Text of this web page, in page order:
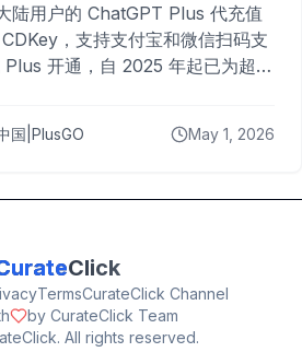
陆用户的 ChatGPT Plus 代充值
，支持支付宝和微信扫码支
开通，自 2025 年起已为超过
国|PlusGO May 1, 2026
Click
TermsCurateClick Channel
by CurateClick Team
All rights reserved.